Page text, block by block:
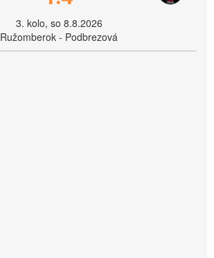
3. kolo, so 8.8.2026
Ružomberok - Podbrezová